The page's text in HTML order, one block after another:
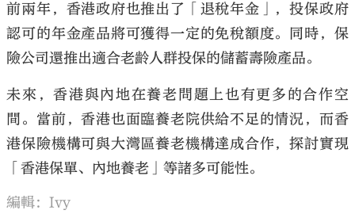
前兩年，香港政府也推出了「退稅年金」，投保政府
認可的年金產品將可獲得一定的免稅額度。同時，保
險公司還推出適合老齡人群投保的儲蓄壽險產品。
未來，香港與內地在養老問題上也有更多的合作空
間。當前，香港也面臨養老院供給不足的情況，而香
港保險機構可與大灣區養老機構達成合作，探討實現
「香港保單、內地養老」等諸多可能性。
編輯：Ivy